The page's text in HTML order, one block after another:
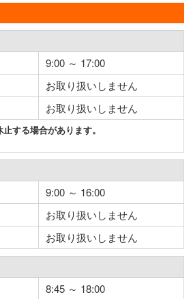
9:00 ～ 17:00
お取り扱いしません
お取り扱いしません
する場合があります。
9:00 ～ 16:00
お取り扱いしません
お取り扱いしません
8:45 ～ 18:00